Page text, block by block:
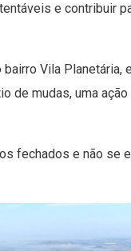
e contribuir
Vila Planetária,
de mudas, uma
fechados e não se